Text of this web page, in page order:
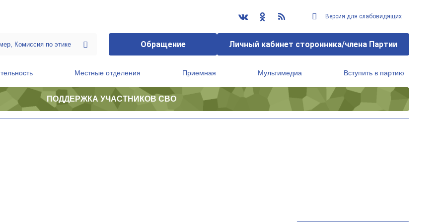
Версия для слабовидящих
Обращение Личный кабинет сторонника/члена Партии
Местные отделения Приемная Мультимедиа Вступить в партию
ПОДДЕРЖКА УЧАСТНИКОВ СВО